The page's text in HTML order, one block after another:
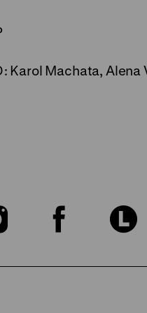
Karol Machata, Alena
Zu
Zu